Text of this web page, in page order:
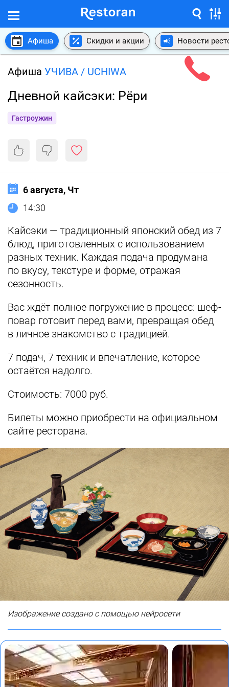
Афиша Скидки и акции Новости
Афиша УЧИВА / UCHIWA
Дневной кайсэки: Рёри
Гастроужин
6 августа, Чт
14:30
Кайсэки — традиционный японский обед из 7
блюд, приготовленных с использованием
разных техник. Каждая подача продумана
по вкусу, текстуре и форме, отражая
сезонность.
Вас ждёт полное погружение в процесс: шеф-
повар готовит перед вами, превращая обед
в личное знакомство с традицией.
7 подач, 7 техник и впечатление, которое
остаётся надолго.
Стоимость: 7000 руб.
Билеты можно приобрести на официальном
сайте ресторана.
Изображение создано с помощью нейросети